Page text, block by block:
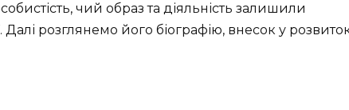
чий образ та діяльність залишили
Далі розглянемо його біографію, внесок у